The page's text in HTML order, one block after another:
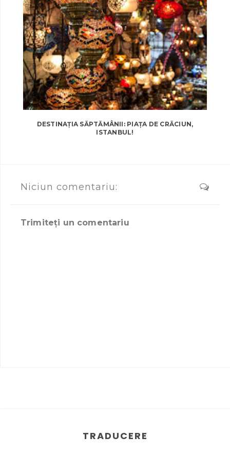
DESTINAȚIA SĂPTĂMÂNII: PIAȚA DE CRĂCIUN,
ISTANBUL!
Niciun comentariu:
Trimiteți un comentariu
TRADUCERE